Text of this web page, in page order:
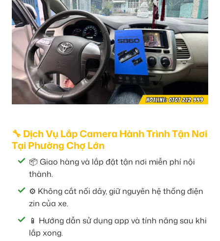
🔧 Dịch Vụ Lắp Camera Hành Trình Tận Nơi
Tại Phường Chợ Lớn
📦 Giao hàng và lắp đặt tận nơi miễn phí nội
thành.
⚙️ Không cắt nối dây, giữ nguyên hệ thống điện
zin của xe.
📱 Hướng dẫn sử dụng app và tính năng sau khi
lắp xong.